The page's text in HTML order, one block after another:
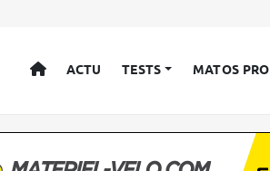
ACCUEIL
ACTU TESTS MATOS PRO